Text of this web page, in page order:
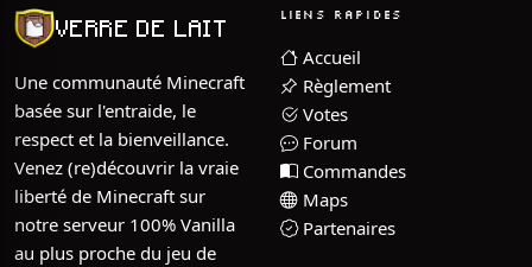
VERRE DE LAIT
Une communauté Minecraft
basée sur l'entraide, le
respect et la bienveillance.
Venez (re)découvrir la vraie
liberté de Minecraft sur
notre serveur 100% Vanilla
au plus proche du jeu de
LIENS RAPIDES
Accueil
Règlement
Votes
Forum
Commandes
Maps
Partenaires